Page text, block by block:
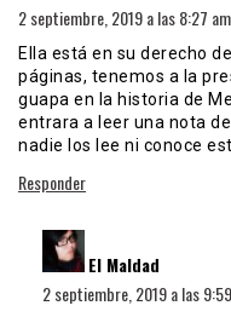
2 septiembre, 2019 a las 8:27 am
Ella está en su derecho
páginas, tenemos a la
guapa en la historia de
entrara a leer una nota
nadie los lee ni conoce
Responder
El Maldad
2 septiembre, 2019 a las